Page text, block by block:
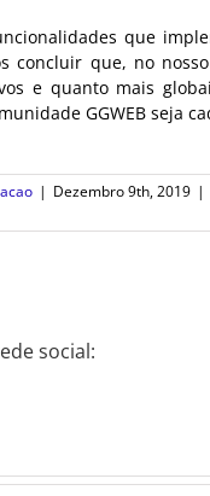
que
concluir que, no
e quanto mais
GGWEB seja
| Dezembro 9th, 2019 |
social: